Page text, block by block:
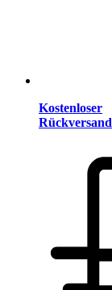
Kostenloser
Rückversand